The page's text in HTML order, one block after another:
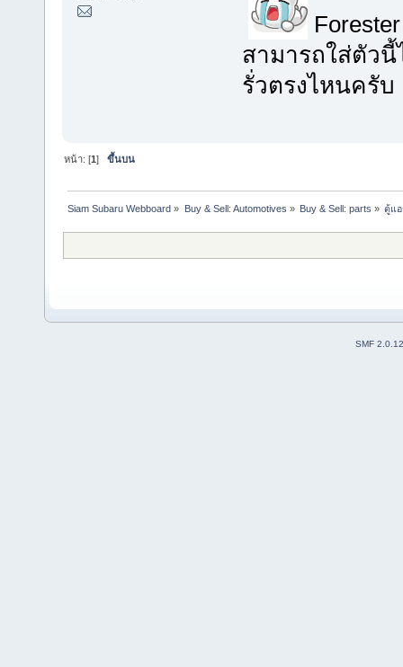
สามารถใส่ตัว
รั่วตรงไหนครับ
หน้า: [1]ขึ้นบน
Siam Subaru Webboard » Buy & Sell: Automotives » Buy & Sell: parts » ตู้แอ
SMF 2.0.12